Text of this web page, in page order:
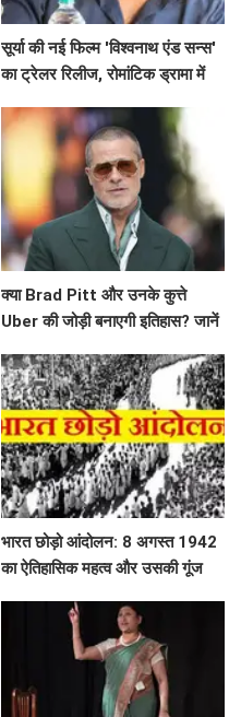
सूर्या की नई फिल्म 'विश्वनाथ एंड सन्स'
का ट्रेलर रिलीज, रोमांटिक ड्रामा में
क्या Brad Pitt और उनके कुत्ते
Uber की जोड़ी बनाएगी इतिहास? जानें
भारत छोड़ो आंदोलन: 8 अगस्त 1942
का ऐतिहासिक महत्व और उसकी गूंज